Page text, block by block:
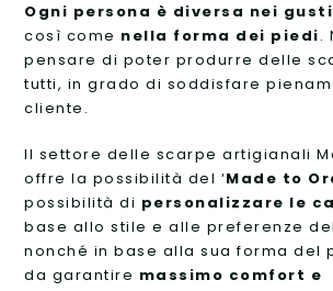
Ogni persona è diversa nei
così come nella forma dei piedi.
pensare di poter produrre delle
tutti, in grado di soddisfare
cliente.
Il settore delle scarpe artigianali
offre la possibilità del ‘Made to
possibilità di personalizzare le
base allo stile e alle preferenze
nonché in base alla sua forma del
da garantire massimo comfort e